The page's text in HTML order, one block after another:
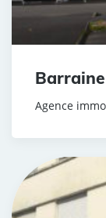
Agence